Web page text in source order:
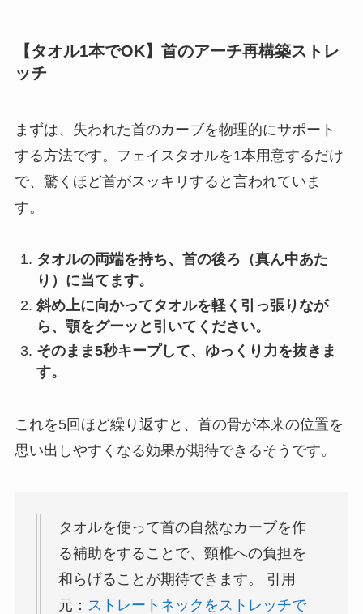
【タオル1本でOK】首のアーチ再構築ストレ
ッチ
まずは、失われた首のカーブを物理的にサポート
する方法です。フェイスタオルを1本用意するだけ
で、驚くほど首がスッキリすると言われていま
す。
タオルの両端を持ち、首の後ろ（真ん中あた
り）に当てます。
斜め上に向かってタオルを軽く引っ張りなが
ら、顎をグーッと引いてください。
そのまま5秒キープして、ゆっくり力を抜きま
す。
これを5回ほど繰り返すと、首の骨が本来の位置を
思い出しやすくなる効果が期待できるそうです。
タオルを使って首の自然なカーブを作
る補助をすることで、頸椎への負担を
和らげることが期待できます。 引用
元： ストレートネックをストレッチで